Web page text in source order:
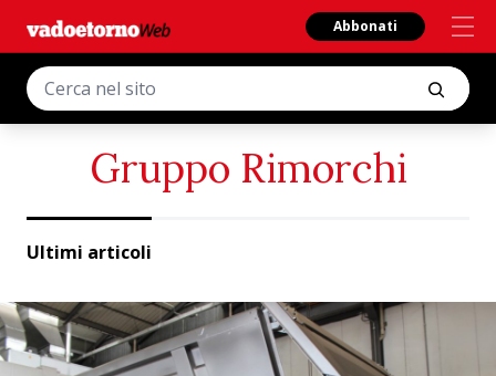
Abbonati
Gruppo Rimorchi
Ultimi articoli